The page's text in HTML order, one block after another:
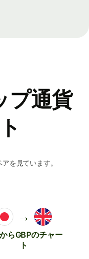
プ通貨
を見ています。
→
らGBPのチャー
ト